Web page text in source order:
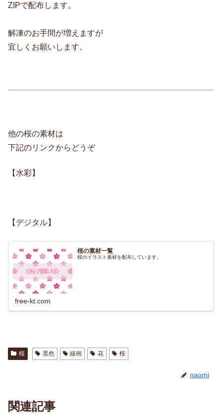
ZIPで配布します。
解凍のお手間が増えますが
宜しくお願いします。
他の桜の素材は
下記のリンクからどうぞ
【水彩】
【デジタル】
桜の素材一覧
桜のイラスト素材を配布しています。
free-kt.com
桜 黒色 線画 花 桜
naomi
関連記事